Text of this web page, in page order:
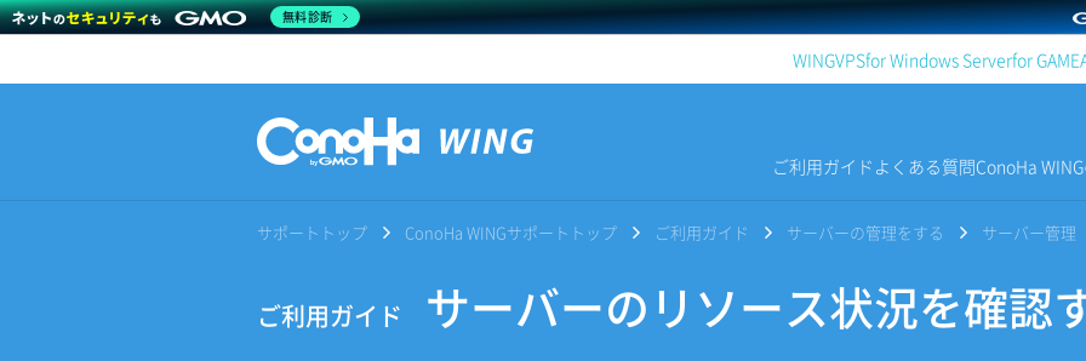
WINGVPSfor Windows Serverfor GAME
ご利用ガイド よくある質問ConoHa
サポートトップ ConoHa WINGサポートトップ ご利用ガイド サーバーの管理をする サーバー管理
ご利用ガイド サーバーのリソース状況を確認
無料診断